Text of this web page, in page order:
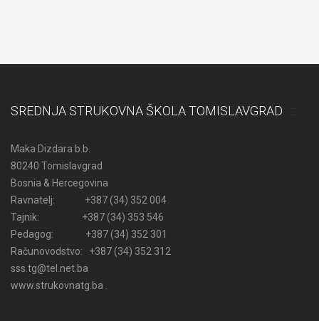
SREDNJA STRUKOVNA ŠKOLA TOMISLAVGRAD
Maka Dizdara b.b.
80240 Tomislavgrad
Bosnia & Hercegovina
Ravnatelj: +387 (34) 352 004
Tajnik: +387 (34) 353 546
Pedagog: +387 (34) 352 301
Računovodstvo: +387 (34) 352 312
sss.tg@tel.net.ba
www.strukovnatg.ba .